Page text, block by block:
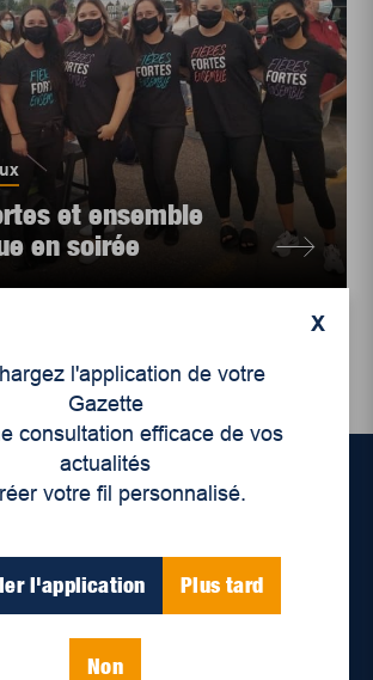
et ensemble
en soirée
X
l'application de votre
Gazette
consultation efficace de vos
actualités
votre fil personnalisé.
l'application Plus tard
Non